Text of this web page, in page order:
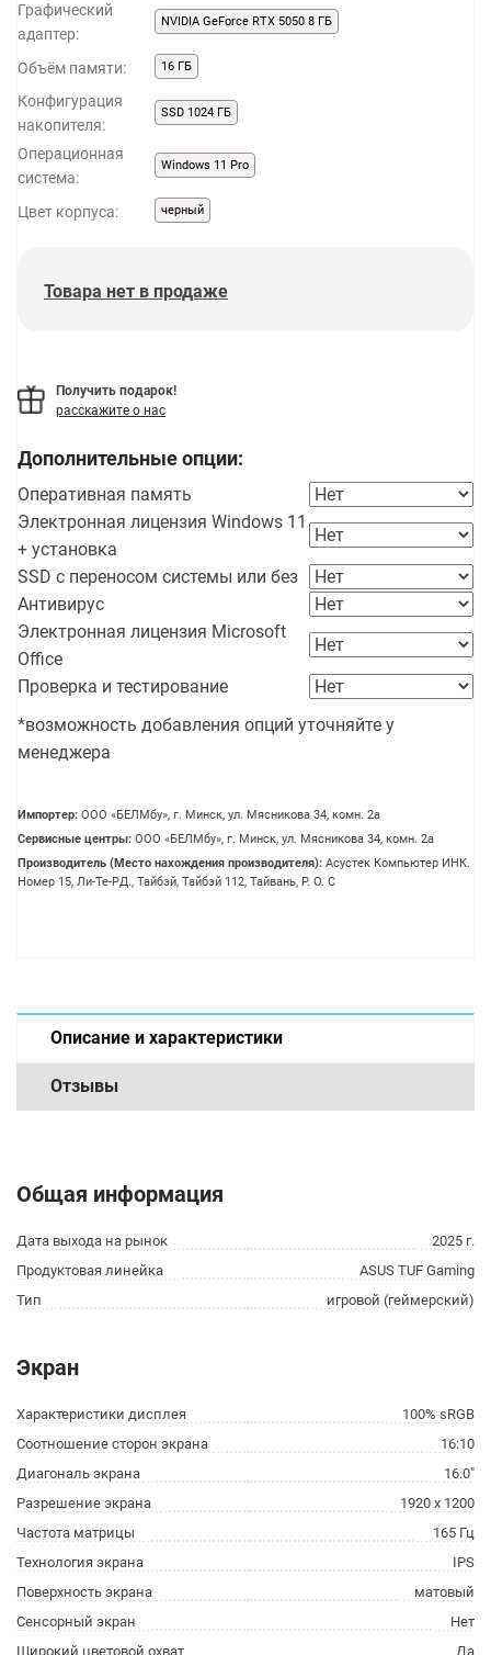
Графический
адаптер:
NVIDIA GeForce RTX 5050 8 ГБ
Объём памяти: 16 ГБ
Конфигурация
накопителя:
SSD 1024 ГБ
Операционная
система:
Windows 11 Pro
Цвет корпуса: черный
Товара нет в продаже
Получить подарок!
расскажите о нас
Дополнительные опции:
Оперативная память
Электронная лицензия Windows 11
+ установка
SSD с переносом системы или без
Антивирус
Электронная лицензия Microsoft
Office
Проверка и тестирование
*возможность добавления опций уточняйте у
менеджера
Импортер: OOO «БЕЛМбу», г. Минск, ул. Мясникова 34, комн. 2а
Сервисные центры: OOO «БЕЛМбу», г. Минск, ул. Мясникова 34, комн. 2а
Производитель (Место нахождения производителя): Асустек Компьютер ИНК.
Номер 15, Ли-Те-РД., Тайбэй, Тайбэй 112, Тайвань, Р. О. С
Описание и характеристики
Отзывы
Общая информация
Дата выхода на рынок
2025 г.
Продуктовая линейка
ASUS TUF Gaming
Тип
игровой (геймерский)
Экран
Характеристики дисплея
100% sRGB
Соотношение сторон экрана
16:10
Диагональ экрана
16.0"
Разрешение экрана
1920 x 1200
Частота матрицы
165 Гц
Технология экрана
IPS
Поверхность экрана
матовый
Сенсорный экран
Нет
Широкий цветовой охват
Да